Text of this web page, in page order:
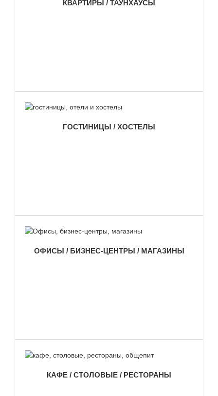
КВАРТИРЫ / ТАУНХАУСЫ
ГОСТИНИЦЫ / ХОСТЕЛЫ
ОФИСЫ / БИЗНЕС-ЦЕНТРЫ / МАГАЗИНЫ
КАФЕ / СТОЛОВЫЕ / РЕСТОРАНЫ